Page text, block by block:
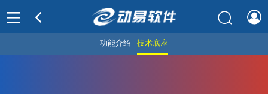
功能介绍 技术底座